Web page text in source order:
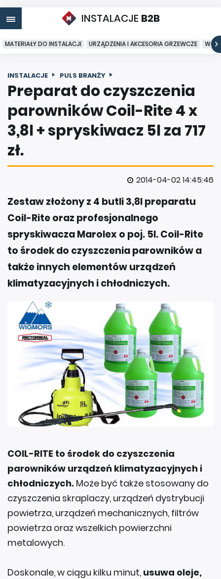
INSTALACJE B2B
MATERIAŁY DO INSTALACJI URZĄDZENIA I AKCESORIA GRZEWCZE
INSTALACJE PULS BRANŻY
Preparat do czyszczenia
parowników Coil-Rite 4 x
3,8l + spryskiwacz 5l za 717
zł.
2014-04-02 14:45:46
Zestaw złożony z 4 butli 3,8l preparatu
Coil-Rite oraz profesjonalnego
spryskiwacza Marolex o poj. 5l. Coil-Rite
to środek do czyszczenia parowników a
także innych elementów urządzeń
klimatyzacyjnych i chłodniczych.
COIL-RITE to środek do czyszczenia
parowników urządzeń klimatyzacyjnych i
chłodniczych. Może być także stosowany do
czyszczenia skraplaczy, urządzeń dystrybucji
powietrza, urządzeń mechanicznych, filtrów
powietrza oraz wszelkich powierzchni
metalowych.
Doskonale, w ciągu kilku minut, usuwa oleje,